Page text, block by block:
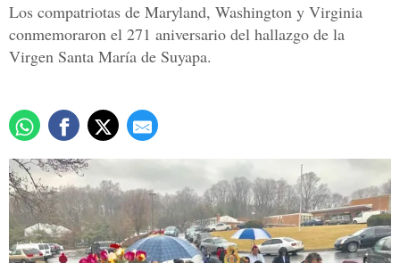
Los compatriotas de Maryland, Washington y Virginia
conmemoraron el 271 aniversario del hallazgo de la
Virgen Santa María de Suyapa.